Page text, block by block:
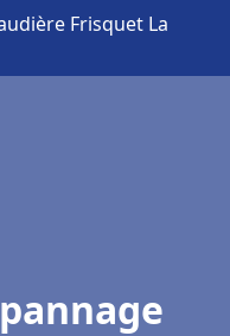
Frisquet La